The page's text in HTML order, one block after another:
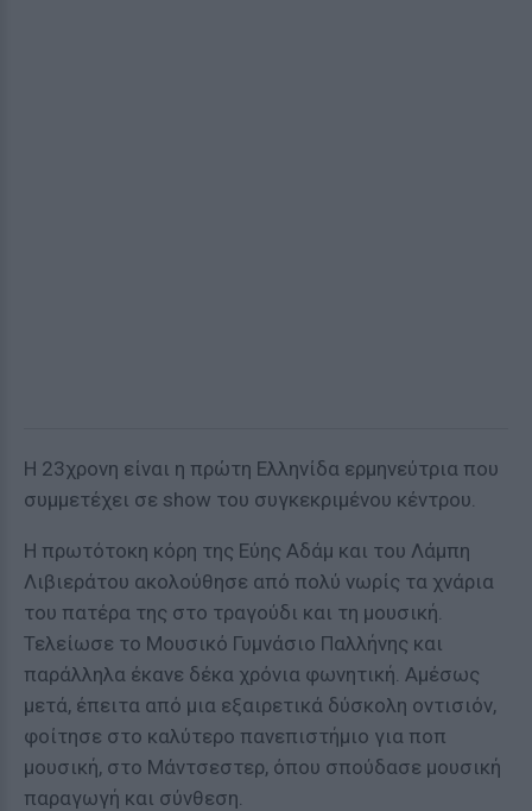
Η 23χρονη είναι η πρώτη Ελληνίδα ερμηνεύτρια που
συμμετέχει σε show του συγκεκριμένου κέντρου.
Η πρωτότοκη κόρη της Εύης Αδάμ και του Λάμπη
Λιβιεράτου ακολούθησε από πολύ νωρίς τα χνάρια
του πατέρα της στο τραγούδι και τη μουσική.
Τελείωσε το Μουσικό Γυμνάσιο Παλλήνης και
παράλληλα έκανε δέκα χρόνια φωνητική. Αμέσως
μετά, έπειτα από μια εξαιρετικά δύσκολη οντισιόν,
φοίτησε στο καλύτερο πανεπιστήμιο για ποπ
μουσική, στο Μάντσεστερ, όπου σπούδασε μουσική
παραγωγή και σύνθεση.